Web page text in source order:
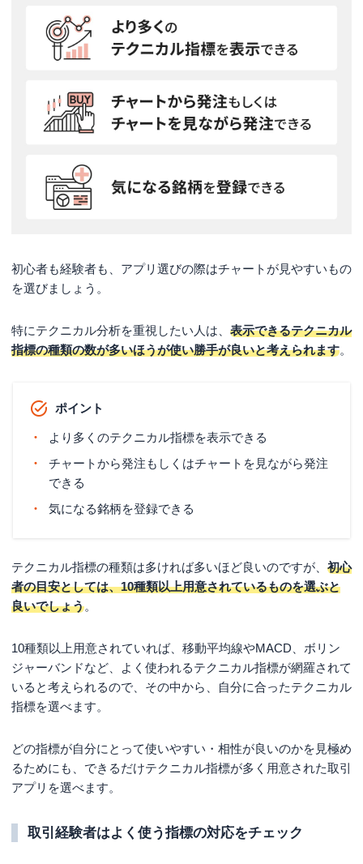
初心者も経験者も、アプリ選びの際はチャートが見やすいもの
を選びましょう。
特にテクニカル分析を重視したい人は、 表示できるテクニカル
指標の種類の数が多いほうが使い勝手が良いと考えられます。
ポイント
より多くのテクニカル指標を表示できる
チャートから発注もしくはチャートを見ながら発注
できる
気になる銘柄を登録できる
テクニカル指標の種類は多ければ多いほど良いのですが、 初心
者の目安としては、10種類以上用意されているものを選ぶと
良いでしょう。
10種類以上用意されていれば、移動平均線やMACD、ボリン
ジャーバンドなど、よく使われるテクニカル指標が網羅されて
いると考えられるので、その中から、自分に合ったテクニカル
指標を選べます。
どの指標が自分にとって使いやすい・相性が良いのかを見極め
るためにも、できるだけテクニカル指標が多く用意された取引
アプリを選べます。
取引経験者はよく使う指標の対応をチェック